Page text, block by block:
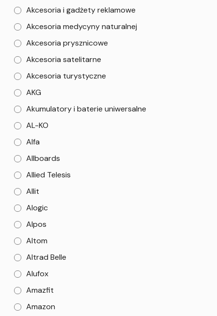
Akcesoria i gadżety reklamowe
Akcesoria medycyny naturalnej
Akcesoria prysznicowe
Akcesoria satelitarne
Akcesoria turystyczne
AKG
Akumulatory i baterie uniwersalne
AL-KO
Alfa
Allboards
Allied Telesis
Allit
Alogic
Alpos
Altom
Altrad Belle
Alufox
Amazfit
Amazon